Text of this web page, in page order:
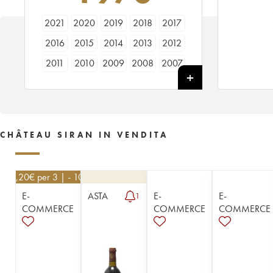
2021 2020 2019 2018
2017
2016
2015 2014 2013
2012
2011
2010 2009 2008
2007
1981
1980 1979 1978
1975
1969
1966
1957
CHÂTEAU SIRAN IN VENDITA
25,20€ per 3 | - 10%
E-
COMMERCE
ASTA 1
E-
COMMERCE
E-
COMMERCE